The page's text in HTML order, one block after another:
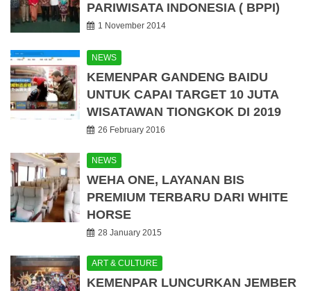
PARIWISATA INDONESIA ( BPPI)
1 November 2014
NEWS
KEMENPAR GANDENG BAIDU
UNTUK CAPAI TARGET 10 JUTA
WISATAWAN TIONGKOK DI 2019
26 February 2016
NEWS
WEHA ONE, LAYANAN BIS
PREMIUM TERBARU DARI WHITE
HORSE
28 January 2015
ART & CULTURE
KEMENPAR LUNCURKAN JEMBER